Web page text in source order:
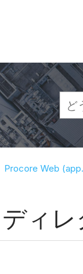
開/折りた
Procore Web
ィ